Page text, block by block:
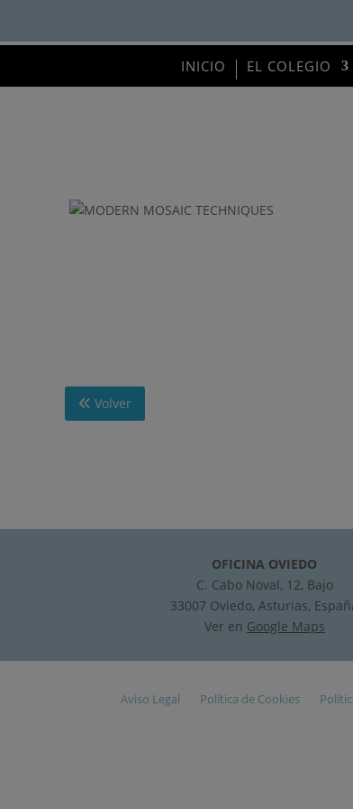
INICIO EL COLEGIO
Volver
OFICINA OVIEDO
C. Cabo Noval, 12, Bajo
33007 Oviedo, Asturias,
Ver en Google Maps
Aviso Legal Política de Cookies